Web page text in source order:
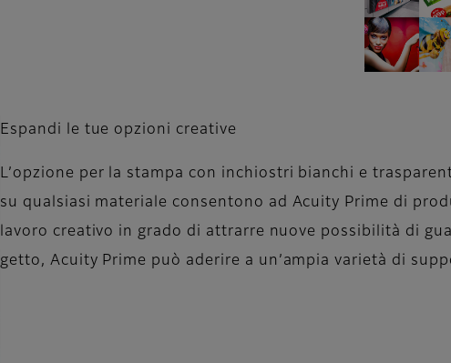
Espandi le tue opzioni creative
L’opzione per la stampa con inchiostri bianchi e
su qualsiasi materiale consentono ad Acuity Prime di
lavoro creativo in grado di attrarre nuove possibilità di
getto, Acuity Prime può aderire a un’ampia varietà di